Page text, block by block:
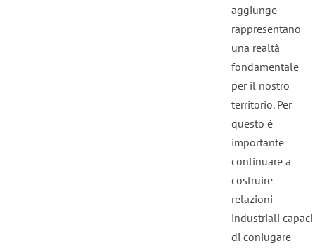
aggiunge –
rappresentano
una realtà
fondamentale
per il nostro
territorio. Per
questo è
importante
continuare a
costruire
relazioni
industriali capaci
di coniugare